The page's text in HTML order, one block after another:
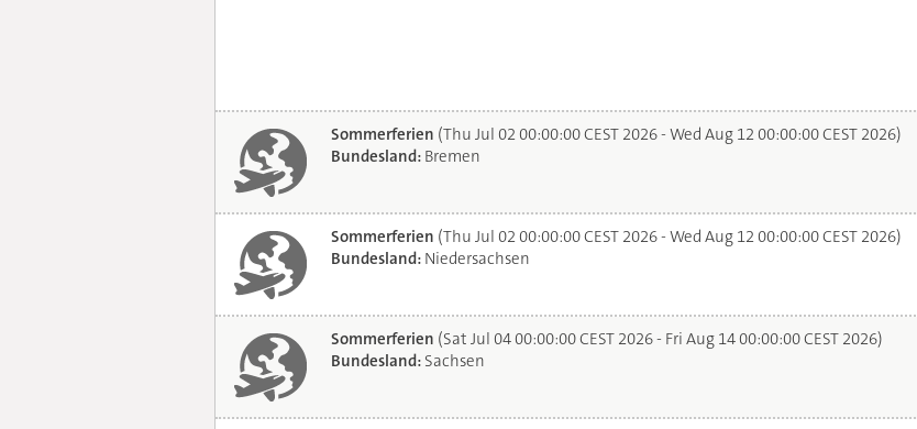
Sommerferien (Thu Jul 02 00:00:00 CEST 2026 - Wed Aug 12 00:00:00 CEST 2026)
Bundesland: Bremen
Sommerferien (Thu Jul 02 00:00:00 CEST 2026 - Wed Aug 12 00:00:00 CEST 2026)
Bundesland: Niedersachsen
Sommerferien (Sat Jul 04 00:00:00 CEST 2026 - Fri Aug 14 00:00:00 CEST 2026)
Bundesland: Sachsen